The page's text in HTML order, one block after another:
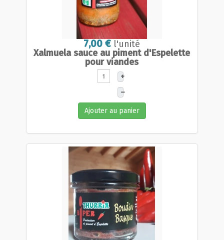
7,00 € l'unité
Xalmuela sauce au piment d'Espelette
pour viandes
+
–
Ajouter au panier